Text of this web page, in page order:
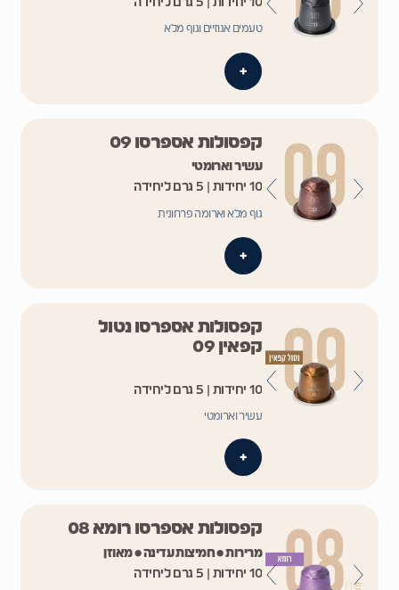
טעמים אגוזיים וגוף מלא
+
קפסולות אספרסו 09
עשיר וארומטי
10 יחידות | 5 גרם ליחידה
גוף מלא וארומה פרחונית
+
קפסולות אספרסו נטול
קפאין 09
10 יחידות | 5 גרם ליחידה
עשיר וארומטי
+
קפסולות אספרסו רומא 08
מרירות • חמיצות עדינה • מאוזן
10 יחידות | 5 גרם ליחידה